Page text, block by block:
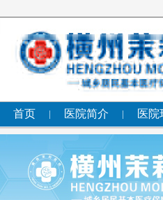
首页 | 医院简介 | 医院